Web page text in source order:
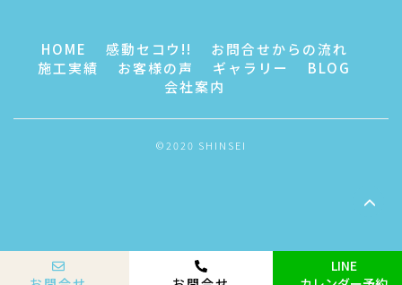
HOME 感動セコウ!!
お問合せからの流れ
施工実績
お客様の声 ギャラリー
BLOG
会社案内
©2020 SHINSEI
LINE